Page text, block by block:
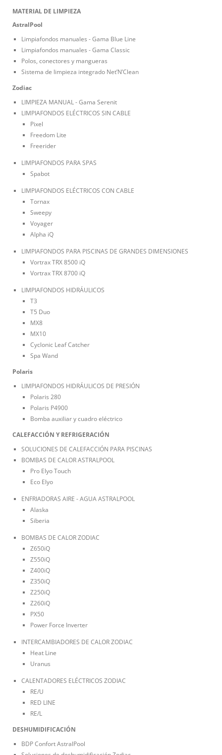
MATERIAL DE LIMPIEZA
AstralPool
Limpiafondos manuales - Gama Blue Line
Limpiafondos manuales - Gama Classic
Polos, conectores y mangueras
Sistema de limpieza integrado Net’N’Clean
Zodiac
LIMPIEZA MANUAL - Gama Serenit
LIMPIAFONDOS ELÉCTRICOS SIN CABLE
Pixel
Freedom Lite
Freerider
LIMPIAFONDOS PARA SPAS
Spabot
LIMPIAFONDOS ELÉCTRICOS CON CABLE
Tornax
Sweepy
Voyager
Alpha iQ
LIMPIAFONDOS PARA PISCINAS DE GRANDES DIMENSIONES
Vortrax TRX 8500 iQ
Vortrax TRX 8700 iQ
LIMPIAFONDOS HIDRÁULICOS
T3
T5 Duo
MX8
MX10
Cyclonic Leaf Catcher
Spa Wand
Polaris
LIMPIAFONDOS HIDRÁULICOS DE PRESIÓN
Polaris 280
Polaris P4900
Bomba auxiliar y cuadro eléctrico
CALEFACCIÓN Y REFRIGERACIÓN
SOLUCIONES DE CALEFACCIÓN PARA PISCINAS
BOMBAS DE CALOR ASTRALPOOL
Pro Elyo Touch
Eco Elyo
ENFRIADORAS AIRE - AGUA ASTRALPOOL
Alaska
Siberia
BOMBAS DE CALOR ZODIAC
Z650iQ
Z550iQ
Z400iQ
Z350iQ
Z250iQ
Z260iQ
PX50
Power Force Inverter
INTERCAMBIADORES DE CALOR ZODIAC
Heat Line
Uranus
CALENTADORES ELÉCTRICOS ZODIAC
RE/U
RED LINE
RE/L
DESHUMIDIFICACIÓN
BDP Confort AstralPool